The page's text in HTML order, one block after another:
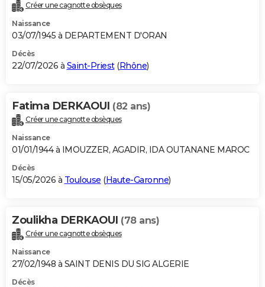
Destinations
City break
Voyage nature
Voyage de noces
Forum
Climat
+PHOTO
GUIDES D'ACHAT
BONS PLANS
Carte de Noël
Carte Bonne année
Carte Saint-Valentin
Carte Pâques
Carte d'anniversaire
DICTIONNAIRE
Dictionnaire
Biographies
Citations
Expressions
Proverbes
PROGRAMME TV
S'inscrire
Se connecter
Lycées
Collèges
Primaires
Universités
Entreprises
Service militaire
Avis de recherche
AVIS DE DÉCÈS
Bricolage
Lifestyle
Culture
Sport
Auto
Television
Voyage
Cinema
Créer une cagnotte obsèques
Naissance
03/07/1945 à DEPARTEMENT D'ORAN
Décès
22/07/2026 à Saint-Priest(Rhône)
Fatima DERKAOUI (82 ans)
Créer une cagnotte obsèques
Naissance
01/01/1944 à IMOUZZER, AGADIR, IDA OUTANANE MAROC
Décès
15/05/2026 à Toulouse (Haute-Garonne)
Zoulikha DERKAOUI (78 ans)
Créer une cagnotte obsèques
Naissance
27/02/1948 à SAINT DENIS DU SIG ALGERIE
Décès